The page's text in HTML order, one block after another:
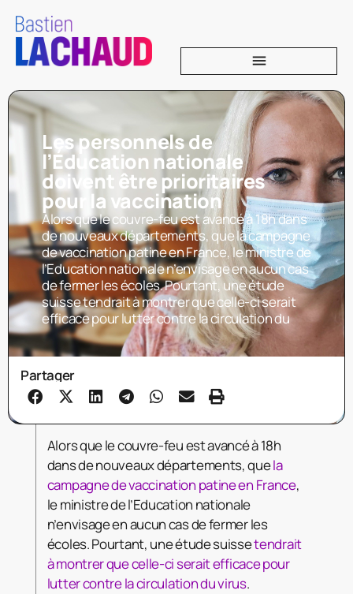
Les personnels de
l’Éducation nationale
doivent être prioritaires
pour la vaccination
Alors que le couvre-feu est avancé à 18h dans
de nouveaux départements, que la campagne
de vaccination patine en France, le ministre de
l’Education nationale n’envisage en aucun cas
de fermer les écoles. Pourtant, une étude
suisse tendrait à montrer que celle-ci serait
efficace pour lutter contre la circulation du
Partager
Alors que le couvre-feu est avancé à 18h
dans de nouveaux départements, quela
campagne de vaccination patine en France,
le ministre de l’Education nationale
n’envisage en aucun cas de fermer les
écoles. Pourtant, une étude suissetendrait
à montrer que celle-ci serait efficace pour
lutter contre la circulation du virus.